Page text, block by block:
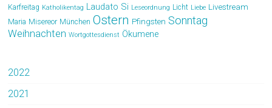
Karfreitag Katholikentag Laudato Si Leseordnung Licht Liebe Livestream
Maria Misereor München Ostern Pfingsten Sonntag
Weihnachten Wortgottesdienst Ökumene
2022
2021